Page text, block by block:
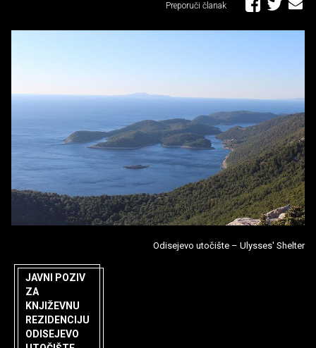
Preporuči članak
Odisejevo utočište – Ulysses' Shelter
JAVNI POZIV
ZA
KNJIŽEVNU
REZIDENCIJU
ODISEJEVO